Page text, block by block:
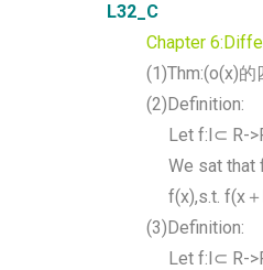
L32_C
Chapter
(1)Thm:(o(x)的
(2)Definition:
Let f:I⊂ R-
We sat that
f(x),s.t. f(x
(3)Definition:
Let f:I⊂ R-